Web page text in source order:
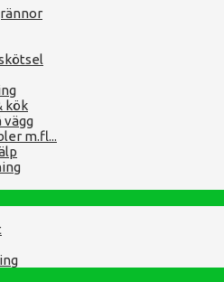
kök
vägg
m.fl...